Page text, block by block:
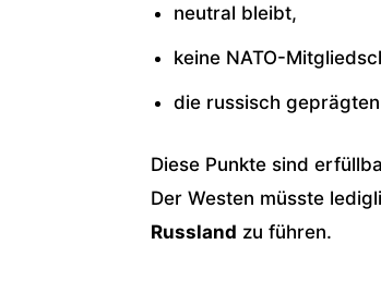
neutral bleibt,
keine NATO-
die russisch
Diese Punkte sind
Der Westen müsste
Russland zu führen.